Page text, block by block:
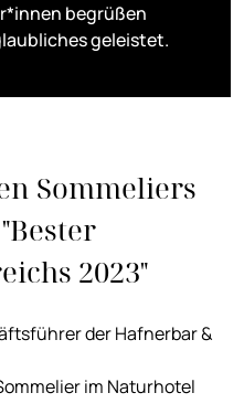
begrüßen
geleistet.
Sommeliers
2023"
der Hafnerbar &
im Naturhotel